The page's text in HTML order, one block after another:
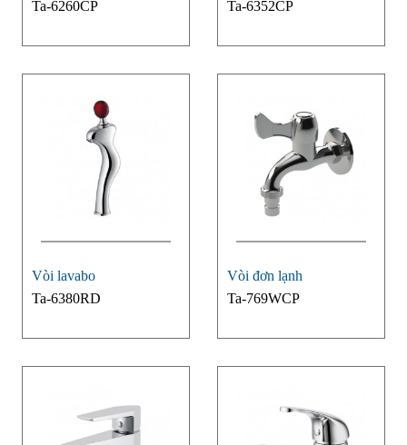
Ta-6260CP Ta-6352CP
Vòi lavabo
Ta-6380RD
Vòi đơn lạnh
Ta-769WCP